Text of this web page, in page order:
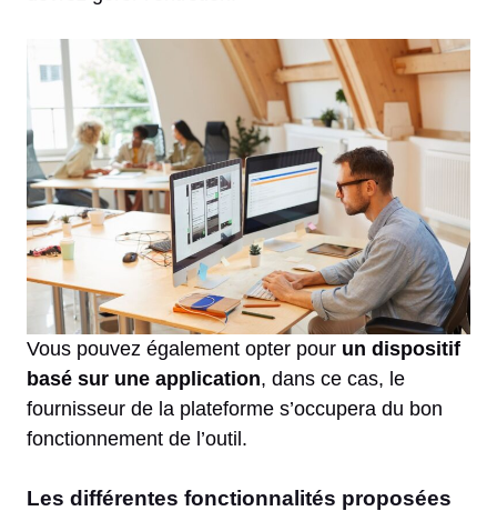
Vous pouvez également opter pour un dispositif
basé sur une application, dans ce cas, le
fournisseur de la plateforme s’occupera du bon
fonctionnement de l’outil.
Les différentes fonctionnalités proposées